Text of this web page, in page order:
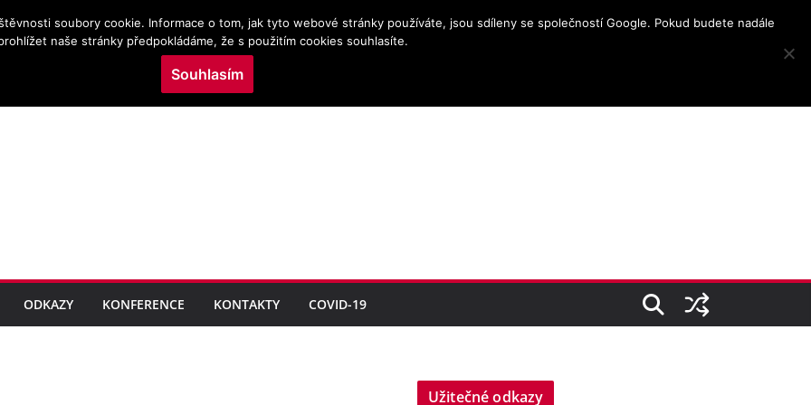
ZDRAVÍ DĚTÍ
NAROZENÝCH
mapovací analýza
ODKAZY KONFERENCE KONTAKTY COVID-19
Užitečné odkazy
soubory cookie. Informace o tom, jak tyto webové stránky používáte, jsou sdíleny se společností Google. Pokud budete nadále
naše stránky předpokládáme, že s použitím cookies souhlasíte.
Souhlasím